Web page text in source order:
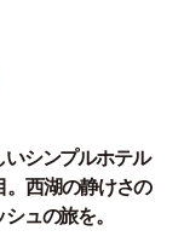
シンプルホテル
。西湖の静けさの
ュの旅を。